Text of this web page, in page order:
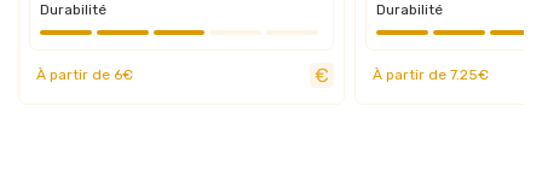
Durabilité
À partir de 6€
Durabilité
À partir de 7.25€